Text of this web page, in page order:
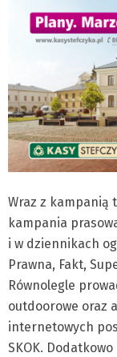
Wraz z kampanią
kampania
i w dziennikach
Prawna, Fakt,
Równolegle
outdoorowe oraz
internetowych
SKOK.